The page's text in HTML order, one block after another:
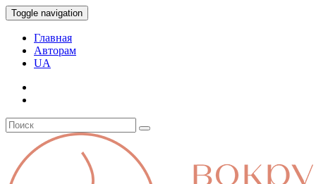
Toggle navigation
Главная
Авторам
UA